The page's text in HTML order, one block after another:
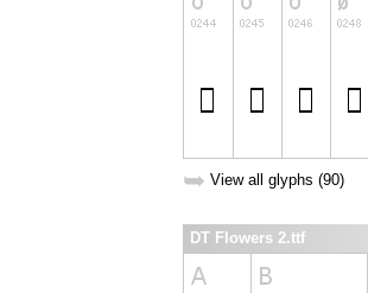
➥ View all glyphs (90)
DT Flowers 2.ttf